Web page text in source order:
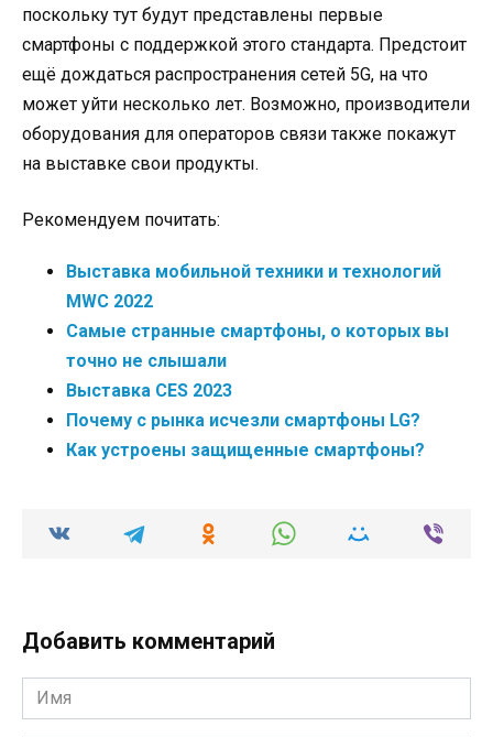
поскольку тут будут представлены первые
смартфоны с поддержкой этого стандарта. Предстоит
ещё дождаться распространения сетей 5G, на что
может уйти несколько лет. Возможно, производители
оборудования для операторов связи также покажут
на выставке свои продукты.
Рекомендуем почитать:
Выставка мобильной техники и технологий
MWC 2022
Самые странные смартфоны, о которых вы
точно не слышали
Выставка CES 2023
Почему с рынка исчезли смартфоны LG?
Как устроены защищенные смартфоны?
Добавить комментарий
Имя
*